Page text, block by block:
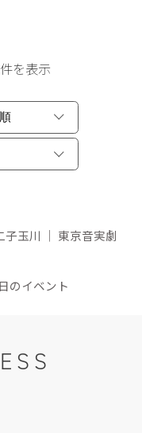
を表示
玉川 ｜ 東京音実劇
のイベント